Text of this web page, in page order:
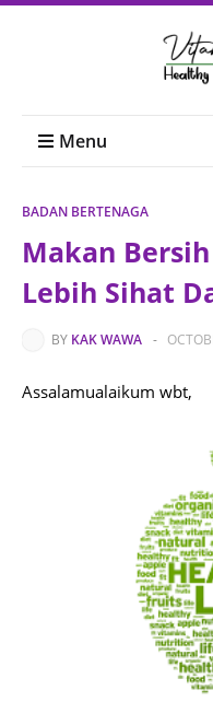
Menu
BADAN BERTENAGA
Makan
Lebih Sihat
BY KAK WAWA -
Assalamualaikum wbt,